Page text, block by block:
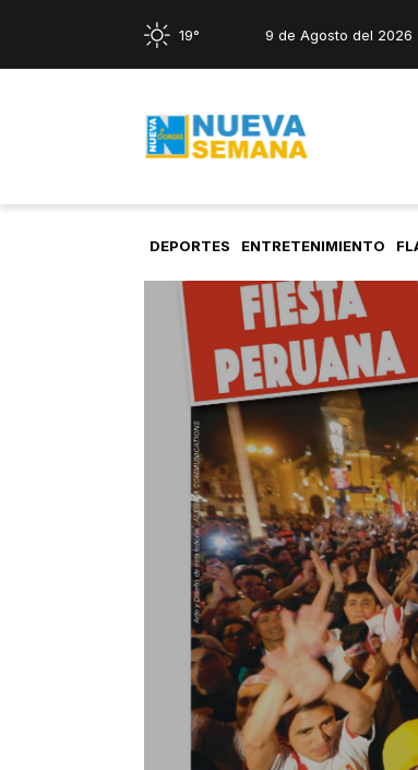
19° 9 de Agosto del 2026
DEPORTES ENTRETENIMIENTO